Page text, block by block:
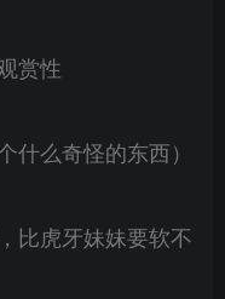
赏性
什么奇怪的东西）
比虎牙妹妹要软不